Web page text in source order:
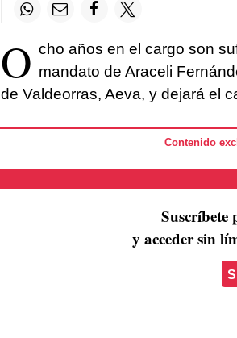
O cho años en el cargo son
mandato de Araceli
de Valdeorras, Aeva, y dejará el
Contenido
Suscríbete
y acceder sin